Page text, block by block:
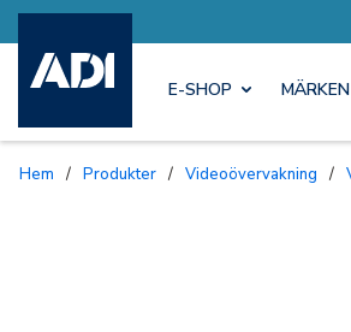
E-SHOP MÄRKEN
Hem / Produkter / Videoövervakning /